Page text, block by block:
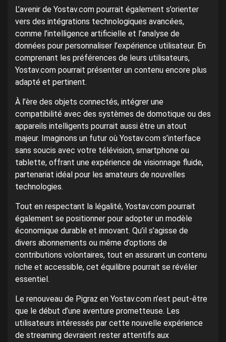
L’avenir de Yostav.com pourrait également s’orienter
vers des intégrations technologiques avancées,
comme l’intelligence artificielle et l’analyse de
données pour personnaliser l’expérience utilisateur. En
comprenant les préférences de leurs utilisateurs,
Yostav.com pourrait présenter un contenu encore plus
adapté et pertinent.
À l’ère des objets connectés, intégrer une
compatibilité avec des systèmes de domotique ou des
appareils intelligents pourrait aussi être un atout
majeur. Imaginons un futur où Yostav.com s’interface
sans soucis avec votre télévision, smartphone ou
tablette, offrant une expérience de visionnage fluide,
partenariat idéal pour les amateurs de nouvelles
technologies.
Tout en respectant la légalité, Yostav.com pourrait
également se positionner pour adopter un modèle
économique durable et innovant. Qu’il s’agisse de
divers abonnements ou même d’options de
contributions volontaires, tout en assurant un contenu
riche et accessible, cet équilibre pourrait se révéler
essentiel.
Le renouveau de Pigraz en Yostav.com n’est peut-être
que le début d’une aventure prometteuse. Les
utilisateurs intéressés par cette nouvelle expérience
de streaming devraient rester attentifs aux